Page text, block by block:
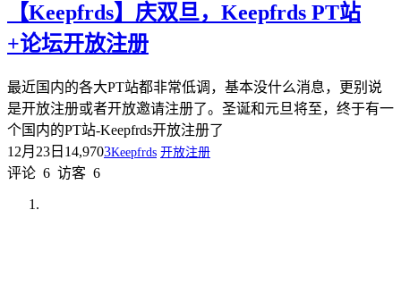
【Keepfrds】庆双旦，Keepfrds PT站
+论坛开放注册
最近国内的各大PT站都非常低调，基本没什么消息，更别说
是开放注册或者开放邀请注册了。圣诞和元旦将至，终于有一
个国内的PT站-Keepfrds开放注册了
12月23日 14,9703Keepfrds 开放注册
评论 6 访客 6